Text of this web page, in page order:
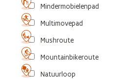
Mindermobielenpad
Multimovepad
Mushroute
Mountainbikeroute
Natuurloop